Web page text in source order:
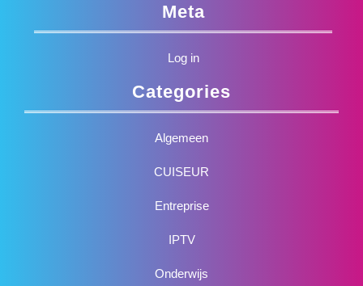
Meta
Log in
Categories
Algemeen
CUISEUR
Entreprise
IPTV
Onderwijs